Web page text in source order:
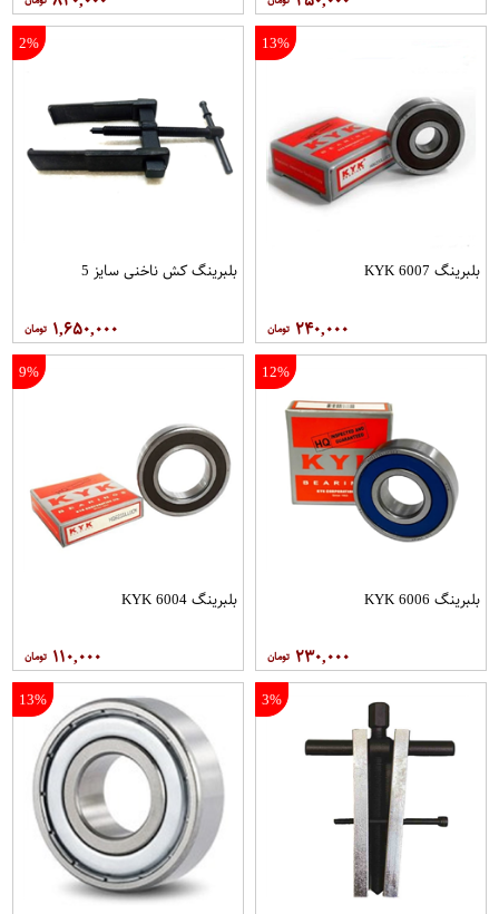
13%
بلبرینگ 6007 KYK
۲۴۰,۰۰۰
2%
بلبرینگ کش ناخنی سایز 5
۱,۶۵۰,۰۰۰
12%
بلبرینگ 6006 KYK
۲۳۰,۰۰۰
9%
بلبرینگ 6004 KYK
۱۱۰,۰۰۰
3%
13%